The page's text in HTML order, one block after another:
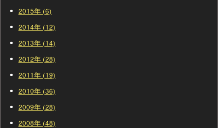
2015年 (6)
2014年 (12)
2013年 (14)
2012年 (28)
2011年 (19)
2010年 (36)
2009年 (28)
2008年 (48)